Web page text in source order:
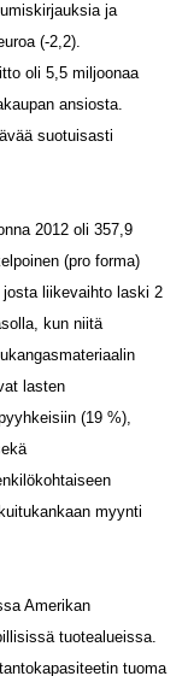
ja
(-2,2).
oli 5,5 miljoonaa
ansiosta.
suotuisasti
2012 oli 357,9
(pro forma)
josta liikevaihto laski 2
kun niitä
lasten
(19 %),
myynti
Amerikan
tuotealueissa.
tuoma